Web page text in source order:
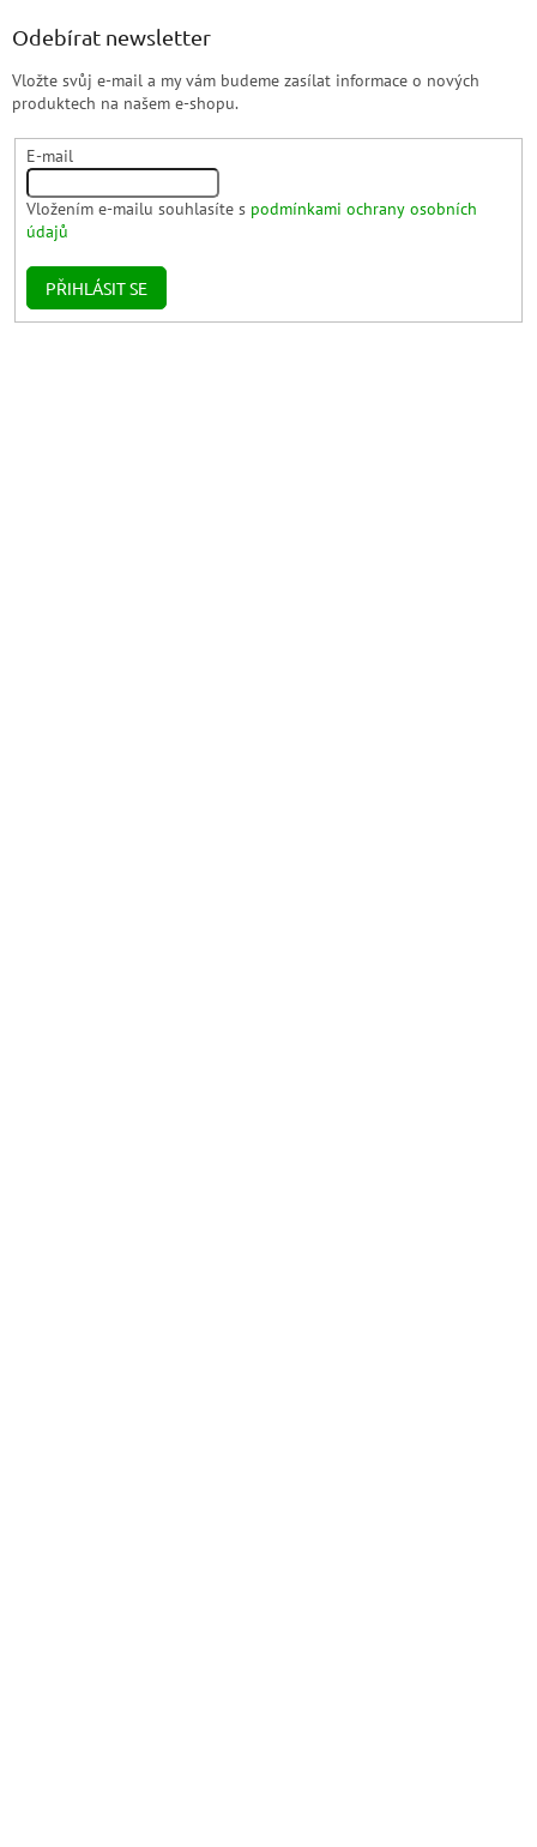
Odebírat newsletter
Vložte svůj e-mail a my vám budeme zasílat informace o nových
produktech na našem e-shopu.
E-mail
Vložením e-mailu souhlasíte s podmínkami ochrany osobních
údajů
PŘIHLÁSIT SE